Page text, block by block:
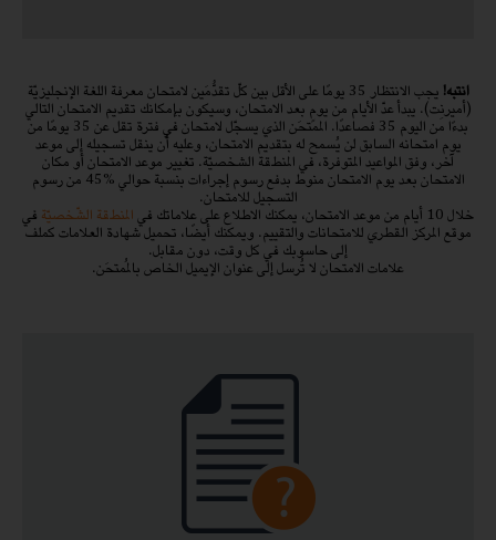
انتبه! يجب الانتظار 35 يومًا على الأقل بين كلّ تقدُّمَين لامتحان معرفة اللغة الإنجليزيّة
(أميرنِت). يبدأ عدّ الأيام من يومٍ بعد الامتحان، وسيكون بإمكانك تقديم الامتحان التالي
بدءًا من اليوم 35 فصاعدًا. الممتحَن الذي يسجّل لامتحان في فترة تقل عن 35 يومًا من
يوم امتحانه السابق لن يُسمح له بتقديم الامتحان، وعليه أن ينقل تسجيله إلى موعد
آخر، وفق المواعيد المتوفرة، في المنطقة الشخصيّة. تغيير موعد الامتحان أو مكان
الامتحان بعد يوم الامتحان منوط بدفع رسوم إجراءات بنسبة حوالي %45 من رسوم
التسجيل للامتحان.
خلال 10 أيام من موعد الامتحان، يمكنك الاطلاع على علاماتك في المنطقة الشّخصيّة في
موقع المركز القطري للامتحانات والتقييم. ويمكنك أيضًا، تحميل شهادة العلامات كملف
إلى حاسوبك في كل وقت، دون مقابل.
علامات الامتحان لا تُرسل إلى عنوان الإيميل الخاص بالمُمتحَن.